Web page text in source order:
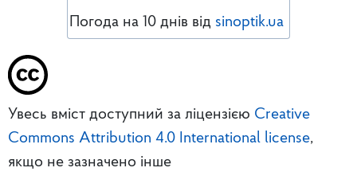
Погода на 10 днів від sinoptik.ua
Увесь вміст доступний за ліцензією Creative
Commons Attribution 4.0 International license,
якщо не зазначено інше